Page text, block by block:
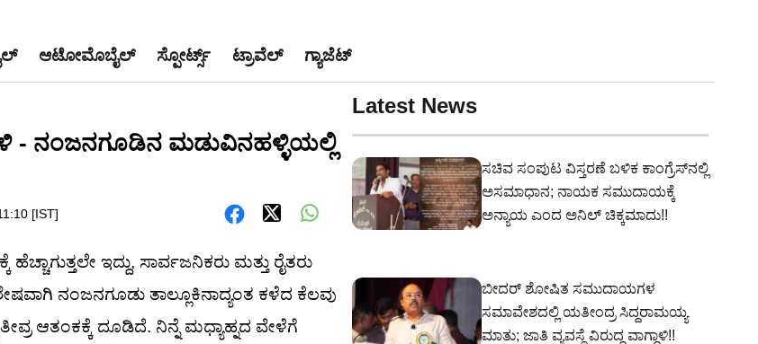
ಆಟೋಮೊಬೈಲ್ ಸ್ಪೋರ್ಟ್ಸ್ ಟ್ರಾವೆಲ್ ಗ್ಯಾಜೆಟ್
- ನಂಜನಗೂಡಿನ ಮಡುವಿನಹಳ್ಳಿಯಲ್ಲಿ
[IST]
ಇದ್ದು, ಸಾರ್ವಜನಿಕರು ಮತ್ತು ರೈತರು
ನಂಜನಗೂಡು ತಾಲ್ಲೂಕಿನಾದ್ಯಂತ ಕಳೆದ ಕೆಲವು
ಆತಂಕಕ್ಕೆ ದೂಡಿದೆ. ನಿನ್ನೆ ಮಧ್ಯಾಹ್ನದ ವೇಳೆಗೆ
Latest News
ಸಚಿವ ಸಂಪುಟ ವಿಸ್ತರಣೆ ಬಳಿಕ ಕಾಂಗ್ರೆಸ್‌ನಲ್ಲಿ
ಅಸಮಾಧಾನ; ನಾಯಕ ಸಮುದಾಯಕ್ಕೆ
ಅನ್ಯಾಯ ಎಂದ ಅನಿಲ್ ಚಿಕ್ಕಮಾದು!!
ಬೀದರ್ ಶೋಷಿತ ಸಮುದಾಯಗಳ
ಸಮಾವೇಶದಲ್ಲಿ ಯತೀಂದ್ರ ಸಿದ್ದರಾಮಯ್ಯ
ಮಾತು; ಜಾತಿ ವ್ಯವಸ್ಥೆ ವಿರುದ್ಧ ವಾಗ್ದಾಳಿ!!